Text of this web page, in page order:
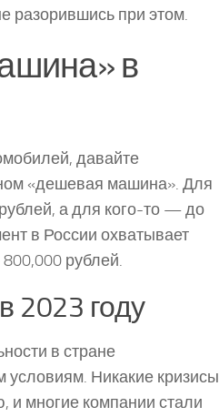
разорившись при этом.
в
давайте
«дешевая машина». Для
а для кого-то — до
в России охватывает
рублей.
2023 году
в стране
условиям. Никакие кризисы
и многие компании стали